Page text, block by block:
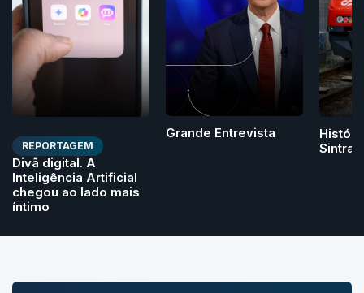
REPORTAGEM
Divã digital. A
Inteligência Artificial
chegou ao lado mais
íntimo
Grande Entrevista
Sintra